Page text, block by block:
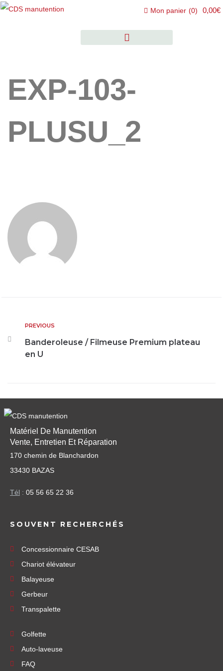
Mon panier (0) 0,00€
EXP-103-
PLUSU_2
PREVIOUS
Banderoleuse / Filmeuse Premium plateau
en U
Matériel De Manutention
Vente, Entretien Et Réparation
170 chemin de Blanchardon
33430 BAZAS
Tél : 05 56 65 22 36
SOUVENT RECHERCHÉS
Concessionnaire CESAB
Chariot élévateur
Balayeuse
Gerbeur
Transpalette
Golfette
Auto-laveuse
FAQ